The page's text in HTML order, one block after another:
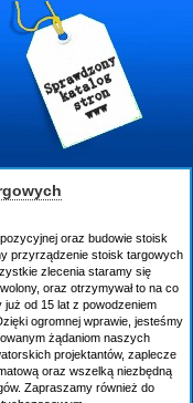
oraz budowie stoisk
przyrządzenie stoisk targowych
zlecenia staramy się
oraz otrzymywał to na co
od 15 lat z powodzeniem
ogromnej wprawie, jesteśmy
żądaniom naszych
projektantów, zaplecze
oraz wszelką niezbędną
Zapraszamy również do